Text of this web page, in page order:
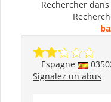
Rechercher
Espagne
Signalez un abus